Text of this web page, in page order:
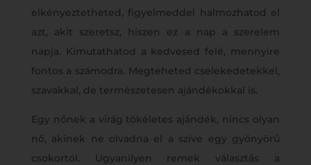
elkényeztetheted, figyelmeddel halmozhatod el
azt, akit szeretsz, hiszen ez a nap a szerelem
napja. Kimutathatod a kedvesed felé, mennyire
fontos a számodra. Megteheted cselekedetekkel,
szavakkal, de természetesen ajándékokkal is.
Egy nőnek a virág tökéletes ajándék, nincs olyan
nő, akinek ne olvadna el a szíve egy gyönyörű
csokortól. Ugyanilyen remek választás a